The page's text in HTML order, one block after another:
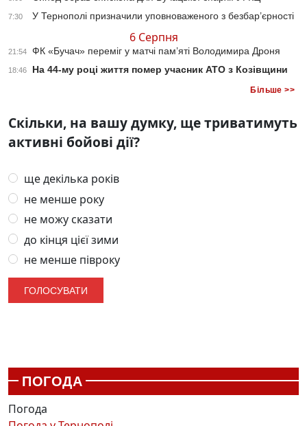
7:30 У Тернополі призначили уповноваженого з безбар’єрності
6 Серпня
21:54 ФК «Бучач» переміг у матчі пам’яті Володимира Дроня
18:46 На 44-му році життя помер учасник АТО з Козівщини
Більше >>
Скільки, на вашу думку, ще триватимуть
активні бойові дії?
ще декілька років
не менше року
не можу сказати
до кінця цієї зими
не менше півроку
ПОГОДА
Погода